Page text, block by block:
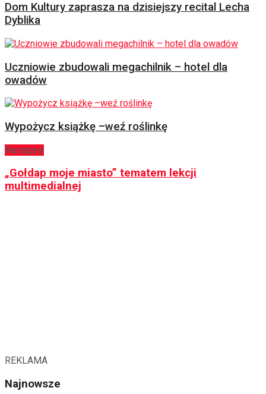
Dom Kultury zaprasza na dzisiejszy recital Lecha
Dyblika
Uczniowie zbudowali megachilnik – hotel dla
owadów
Wypożycz książkę –weź roślinkę
Następny
„Gołdap moje miasto” tematem lekcji
multimedialnej
REKLAMA
Najnowsze